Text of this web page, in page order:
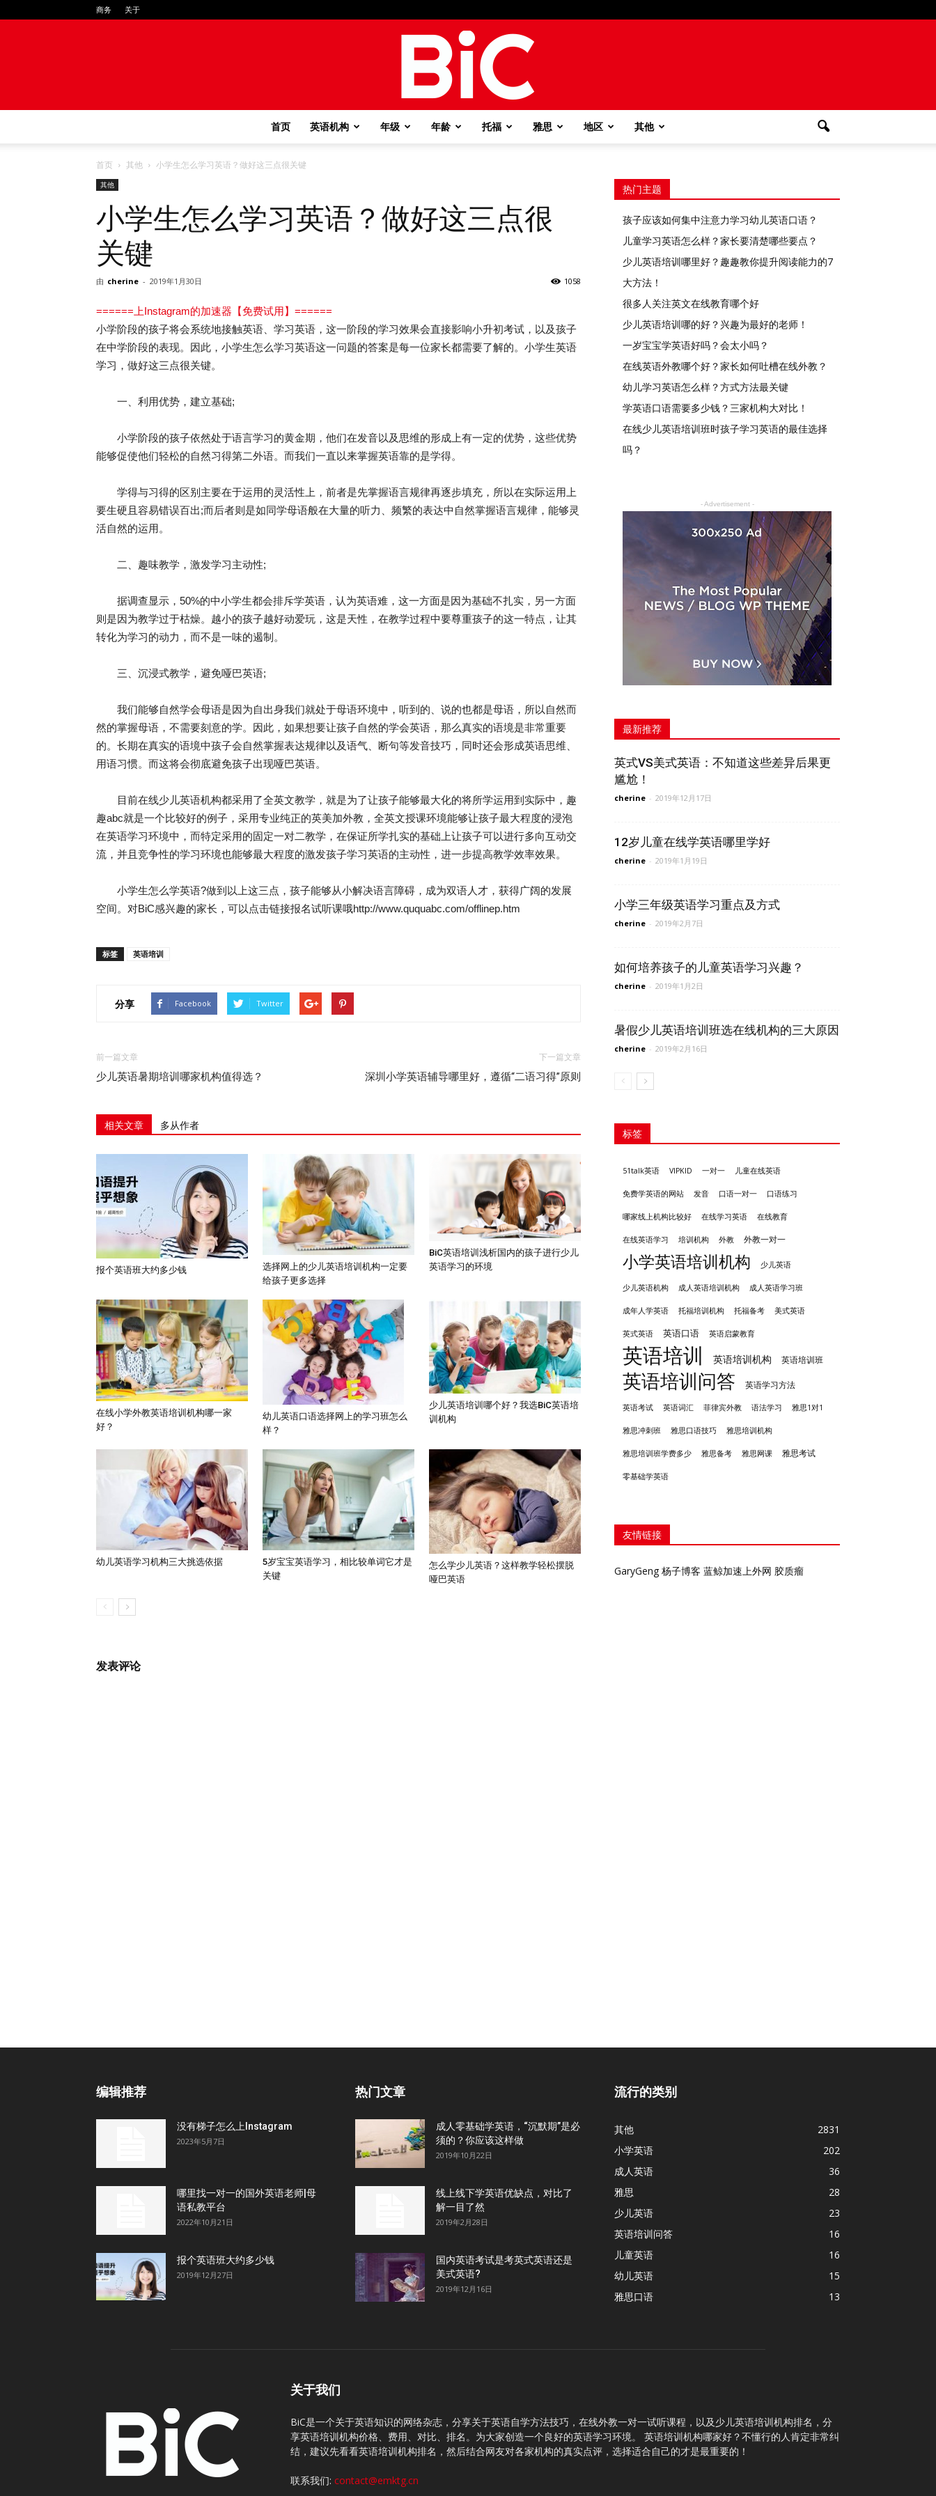
商务 关于
首页 英语机构 年级 年龄 托福 雅思 地区 其他
首页 其他 小学生怎么学习英语？做好这三点很关键
其他
小学生怎么学习英语？做好这三点很
关键
由 cherine - 2019年1月30日 1058
======上Instagram的加速器【免费试用】======
小学阶段的孩子将会系统地接触英语、学习英语，这一阶段的学习效果会直接影响小升初考试，以及孩子
在中学阶段的表现。因此，小学生怎么学习英语这一问题的答案是每一位家长都需要了解的。小学生英语
学习，做好这三点很关键。
一、利用优势，建立基础;
小学阶段的孩子依然处于语言学习的黄金期，他们在发音以及思维的形成上有一定的优势，这些优势
能够促使他们轻松的自然习得第二外语。而我们一直以来掌握英语靠的是学得。
学得与习得的区别主要在于运用的灵活性上，前者是先掌握语言规律再逐步填充，所以在实际运用上
要生硬且容易错误百出;而后者则是如同学母语般在大量的听力、频繁的表达中自然掌握语言规律，能够灵
活自然的运用。
二、趣味教学，激发学习主动性;
据调查显示，50%的中小学生都会排斥学英语，认为英语难，这一方面是因为基础不扎实，另一方面
则是因为教学过于枯燥。越小的孩子越好动爱玩，这是天性，在教学过程中要尊重孩子的这一特点，让其
转化为学习的动力，而不是一味的遏制。
三、沉浸式教学，避免哑巴英语;
我们能够自然学会母语是因为自出身我们就处于母语环境中，听到的、说的也都是母语，所以自然而
然的掌握母语，不需要刻意的学。因此，如果想要让孩子自然的学会英语，那么真实的语境是非常重要
的。长期在真实的语境中孩子会自然掌握表达规律以及语气、断句等发音技巧，同时还会形成英语思维、
用语习惯。而这将会彻底避免孩子出现哑巴英语。
目前在线少儿英语机构都采用了全英文教学，就是为了让孩子能够最大化的将所学运用到实际中，趣
趣abc就是一个比较好的例子，采用专业纯正的英美加外教，全英文授课环境能够让孩子最大程度的浸泡
在英语学习环境中，而特定采用的固定一对二教学，在保证所学扎实的基础上让孩子可以进行多向互动交
流，并且竞争性的学习环境也能够最大程度的激发孩子学习英语的主动性，进一步提高教学效率效果。
小学生怎么学英语?做到以上这三点，孩子能够从小解决语言障碍，成为双语人才，获得广阔的发展
空间。对BiC感兴趣的家长，可以点击链接报名试听课哦http://www.ququabc.com/offlinep.htm
标签 英语培训
分享 Facebook Twitter
前一篇文章
少儿英语暑期培训哪家机构值得选？
下一篇文章
深圳小学英语辅导哪里好，遵循“二语习得”原则
相关文章 多从作者
报个英语班大约多少钱
选择网上的少儿英语培训机构一定要
给孩子更多选择
BiC英语培训浅析国内的孩子进行少儿
英语学习的环境
在线小学外教英语培训机构哪一家
好？
幼儿英语口语选择网上的学习班怎么
样？
少儿英语培训哪个好？我选BiC英语培
训机构
幼儿英语学习机构三大挑选依据
5岁宝宝英语学习，相比较单词它才是
关键
怎么学少儿英语？这样教学轻松摆脱
哑巴英语
发表评论
热门主题
孩子应该如何集中注意力学习幼儿英语口语？
儿童学习英语怎么样？家长要清楚哪些要点？
少儿英语培训哪里好？趣趣教你提升阅读能力的7
大方法！
很多人关注英文在线教育哪个好
少儿英语培训哪的好？兴趣为最好的老师！
一岁宝宝学英语好吗？会太小吗？
在线英语外教哪个好？家长如何吐槽在线外教？
幼儿学习英语怎么样？方式方法最关键
学英语口语需要多少钱？三家机构大对比！
在线少儿英语培训班时孩子学习英语的最佳选择
吗？
- Advertisement -
最新推荐
英式VS美式英语：不知道这些差异后果更
尴尬！
cherine - 2019年12月17日
12岁儿童在线学英语哪里学好
cherine - 2019年1月19日
小学三年级英语学习重点及方式
cherine - 2019年2月7日
如何培养孩子的儿童英语学习兴趣？
cherine - 2019年1月2日
暑假少儿英语培训班选在线机构的三大原因
cherine - 2019年2月16日
标签
51talk英语 VIPKID 一对一 儿童在线英语
免费学英语的网站 发音 口语一对一 口语练习
哪家线上机构比较好 在线学习英语 在线教育
在线英语学习 培训机构 外教 外教一对一
小学英语培训机构 少儿英语
少儿英语机构 成人英语培训机构 成人英语学习班
成年人学英语 托福培训机构 托福备考 美式英语
英式英语 英语口语 英语启蒙教育
英语培训 英语培训机构 英语培训班
英语培训问答 英语学习方法
英语考试 英语词汇 菲律宾外教 语法学习 雅思1对1
雅思冲刺班 雅思口语技巧 雅思培训机构
雅思培训班学费多少 雅思备考 雅思网课 雅思考试
零基础学英语
友情链接
GaryGeng 杨子博客 蓝鲸加速上外网 胶质瘤
编辑推荐
没有梯子怎么上Instagram
2023年5月7日
哪里找一对一的国外英语老师|母
语私教平台
2022年10月21日
报个英语班大约多少钱
2019年12月27日
热门文章
成人零基础学英语，“沉默期”是必
须的？你应该这样做
2019年10月22日
线上线下学英语优缺点，对比了
解一目了然
2019年2月28日
国内英语考试是考英式英语还是
美式英语?
2019年12月16日
流行的类别
其他
2831
小学英语
202
成人英语
36
雅思
28
少儿英语
23
英语培训问答
16
儿童英语
16
幼儿英语
15
雅思口语
13
关于我们
BiC是一个关于英语知识的网络杂志，分享关于英语自学方法技巧，在线外教一对一试听课程，以及少儿英语培训机构排名，分
享英语培训机构价格、费用、对比、排名。为大家创造一个良好的英语学习环境。 英语培训机构哪家好？不懂行的人肯定非常纠
结，建议先看看英语培训机构排名，然后结合网友对各家机构的真实点评，选择适合自己的才是最重要的！
联系我们: contact@emktg.cn